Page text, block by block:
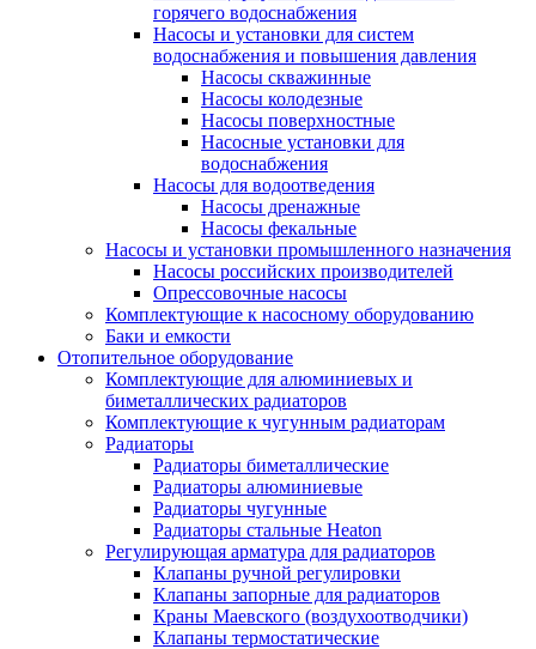
горячего водоснабжения
Насосы и установки для систем
водоснабжения и повышения давления
Насосы скважинные
Насосы колодезные
Насосы поверхностные
Насосные установки для
водоснабжения
Насосы для водоотведения
Насосы дренажные
Насосы фекальные
Насосы и установки промышленного назначения
Насосы российских производителей
Опрессовочные насосы
Комплектующие к насосному оборудованию
Баки и емкости
Отопительное оборудование
Комплектующие для алюминиевых и
биметаллических радиаторов
Комплектующие к чугунным радиаторам
Радиаторы
Радиаторы биметаллические
Радиаторы алюминиевые
Радиаторы чугунные
Радиаторы стальные Heaton
Регулирующая арматура для радиаторов
Клапаны ручной регулировки
Клапаны запорные для радиаторов
Краны Маевского (воздухоотводчики)
Клапаны термостатические